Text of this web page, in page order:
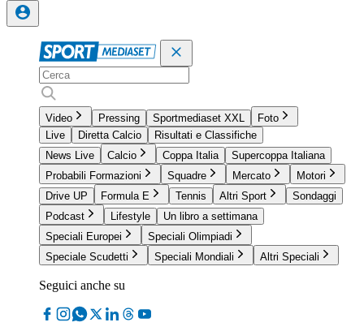
Video Pressing Sportmediaset XXL
Foto
Live
Diretta Calcio
Risultati e Classifiche
News Live
Calcio Coppa Italia
Supercoppa Italiana
Probabili Formazioni
Squadre Mercato
Motori
Drive UP
Formula E Tennis Altri Sport
Sondaggi
Podcast
Lifestyle
Un libro a settimana
Speciali Europei
Speciali Olimpiadi
Speciale Scudetti
Speciali Mondiali Altri Speciali
Seguici anche su